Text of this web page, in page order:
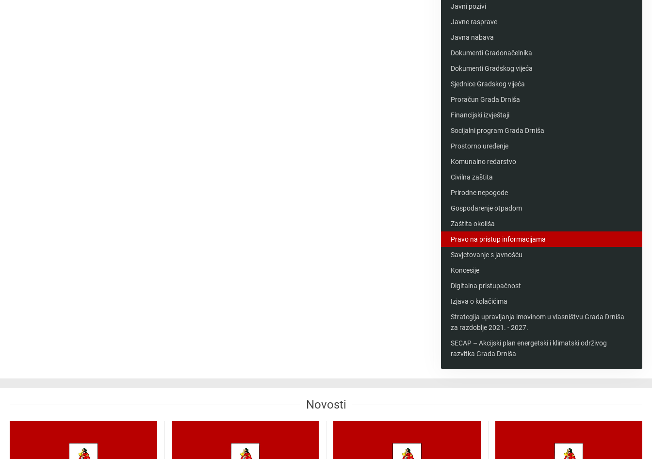
Javni pozivi
Javne rasprave
Javna nabava
Dokumenti Gradonačelnika
Dokumenti Gradskog vijeća
Sjednice Gradskog vijeća
Proračun Grada Drniša
Financijski izvještaji
Socijalni program Grada Drniša
Prostorno uređenje
Komunalno redarstvo
Civilna zaštita
Prirodne nepogode
Gospodarenje otpadom
Zaštita okoliša
Pravo na pristup informacijama
Savjetovanje s javnošću
Koncesije
Digitalna pristupačnost
Izjava o kolačićima
Strategija upravljanja imovinom u vlasništvu Grada Drniša
za razdoblje 2021. - 2027.
SECAP – Akcijski plan energetski i klimatski održivog
razvitka Grada Drniša
Novosti